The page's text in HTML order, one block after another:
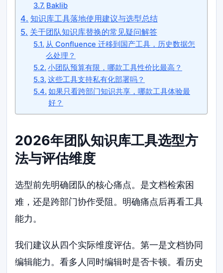
Baklib
知识库工具落地使用建议与选型总结
关于团队知识库替换的常见疑问解答
从 Confluence 迁移到国产工具，历史数据怎
么处理？
小团队预算有限，哪款工具性价比最高？
这些工具支持私有化部署吗？
如果只看跨部门知识共享，哪款工具体验最
好？
2026年团队知识库工具选型方
法与评估维度
选型前先明确团队的核心痛点。是文档检索困
难，还是跨部门协作受阻。明确痛点后再看工具
能力。
我们建议从四个实际维度评估。第一是文档协同
编辑能力。看多人同时编辑时是否卡顿。看历史